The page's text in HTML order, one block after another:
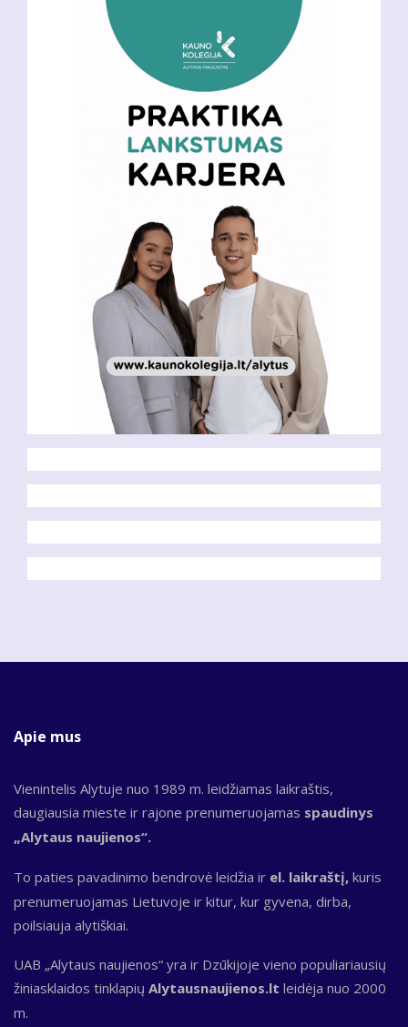
Apie mus
Vienintelis Alytuje nuo 1989 m. leidžiamas laikraštis,
daugiausia mieste ir rajone prenumeruojamas spaudinys
„Alytaus naujienos“.
To paties pavadinimo bendrovė leidžia ir el. laikraštį, kuris
prenumeruojamas Lietuvoje ir kitur, kur gyvena, dirba,
poilsiauja alytiškiai.
UAB „Alytaus naujienos“ yra ir Dzūkijoje vieno populiariausių
žiniasklaidos tinklapių Alytausnaujienos.lt leidėja nuo 2000
m.